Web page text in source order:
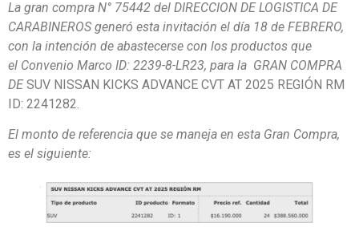
La gran compra N° 75442 del DIRECCION DE LOGISTICA DE
CARABINEROS generó esta invitación el día 18 de FEBRERO,
con la intención de abastecerse con los productos que
el Convenio Marco ID: 2239-8-LR23, para la GRAN COMPRA
DESUV NISSAN KICKS ADVANCE CVT AT 2025 REGIÓN RM
ID: 2241282.
El monto de referencia que se maneja en esta Gran Compra,
es el siguiente: